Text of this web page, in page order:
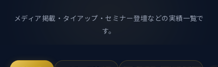
メディア掲載・タイアップ・セミナー登壇などの実績一覧で
す。